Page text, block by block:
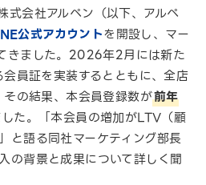
式会社アルペン（以下、アルペ
公式アカウントを開設し、マー
きました。2026年2月には新た
会員証を実装するとともに、全店
その結果、本会員登録数が前年
た。「本会員の増加がLTV（顧
と語る同社マーケティング部長
の背景と成果について詳しく聞